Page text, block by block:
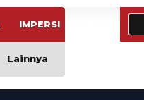
IMPERSI
Lainnya